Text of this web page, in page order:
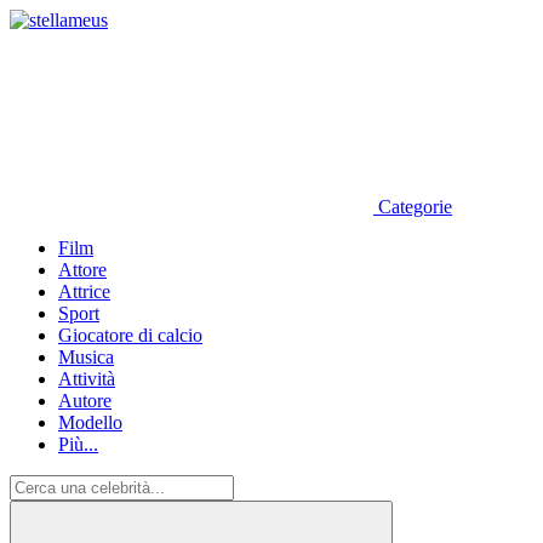
Categorie
Film
Attore
Attrice
Sport
Giocatore di calcio
Musica
Attività
Autore
Modello
Più...